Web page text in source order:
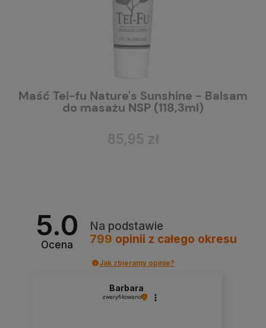
Maść Tei-fu Nature's Sunshine - Balsam
do masażu NSP (118,3ml)
85,95 zł
5.0
Ocena
Na podstawie
799 opinii z całego okresu
Jak zbieramy opinie?
Barbara
zweryfikowano